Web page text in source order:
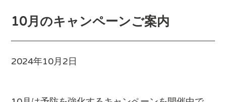
10月のキャンペーンご案内
2024年10月2日